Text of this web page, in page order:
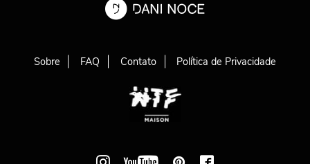
Sobre FAQ Contato Política de Privacidade